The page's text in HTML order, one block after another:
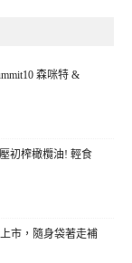
森咪特 &
初榨橄欖油! 輕食
市，隨身袋著走補